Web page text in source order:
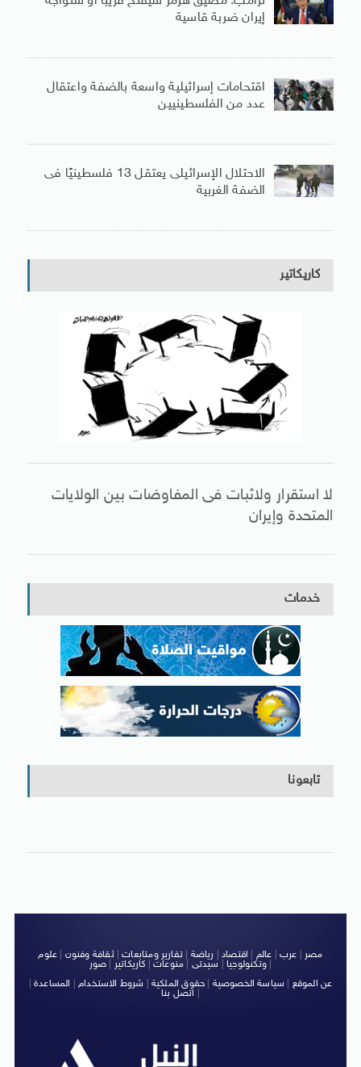
إيران ضربة قاسية
اقتحامات إسرائيلية واسعة بالضفة واعتقال
عدد من الفلسطينيين
الاحتلال الإسرائيلى يعتقل 13 فلسطينيًا فى
الضفة الغربية
كاريكاتير
لا استقرار ولاثبات فى المفاوضات بين الولايات
المتحدة وإيران
خدمات
تابعونا
مصر عرب عالم اقتصاد رياضة |تقارير ومتابعات|ثقافة وفنون
علوم
وتكنولوجيا| سيدتى منوعات كاريكاتير صور
|
عن الموقع
سياسة الخصوصية حقوق الملكية شروط الاستخدام| المساعدة|
اتصل بنا